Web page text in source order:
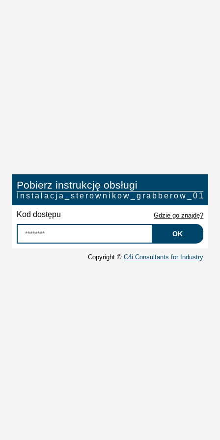
Pobierz instrukcję obsługi
Instalacja_sterownikow_grabberow_01
Kod dostępu Gdzie go znajdę?
Copyright ©C4i Consultants for Industry